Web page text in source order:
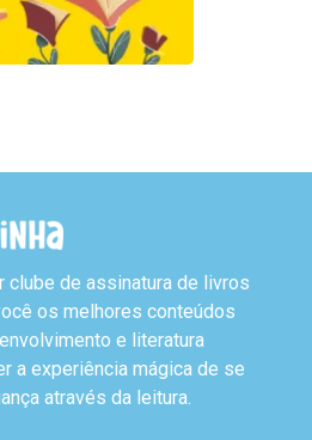
clube de assinatura de livros
os melhores conteúdos
e literatura
a experiência mágica de se
através da leitura.